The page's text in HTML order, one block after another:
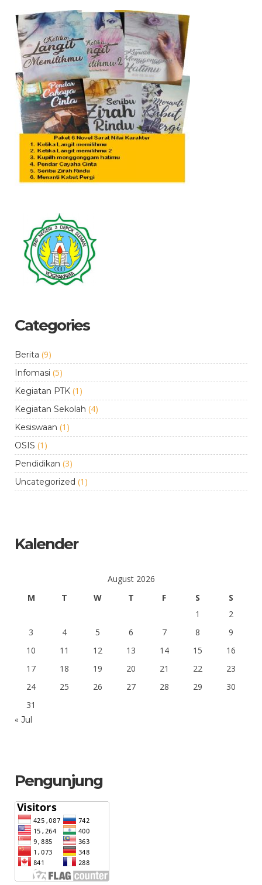
Categories
Berita (9)
Infomasi (5)
Kegiatan PTK (1)
Kegiatan Sekolah (4)
Kesiswaan (1)
OSIS (1)
Pendidikan (3)
Uncategorized (1)
Kalender
August 2026
M
T W T F S
S
1
2
3
4 5 6 7 8
9
10
11 12 13 14 15
16
17
18 19 20 21 22
23
24
25 26 27 28 29
30
31
« Jul
Pengunjung